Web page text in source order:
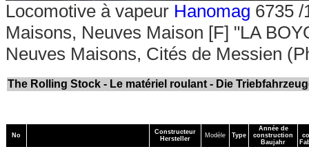
Locomotive à vapeur Hanomag 6735
Maisons, Neuves Maison [F] "LA
Neuves Maisons, Cités de Messien
The Rolling Stock - Le matériel roulant - Die
No
Constructeur
Hersteller
Modèle Type
Année de
construction
Baujahr